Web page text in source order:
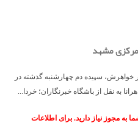
مرکزی مشهد
خواهرش، سپیده دم چهارشنبه گذشته در
به نقل از باشگاه خبرنگاران؛ خردا...
به مجوز نیاز دارید. برای اطلاعات